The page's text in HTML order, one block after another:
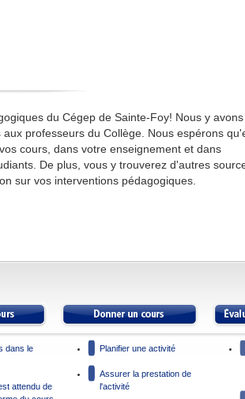
du Cégep de Sainte-Foy! Nous y avons
professeurs du Collège. Nous espérons
cours, dans votre enseignement et dans
De plus, vous y trouverez d'autres
sur vos interventions pédagogiques.
dans le
attendu de
Planifier une activité
Assurer la prestation de
l'activité